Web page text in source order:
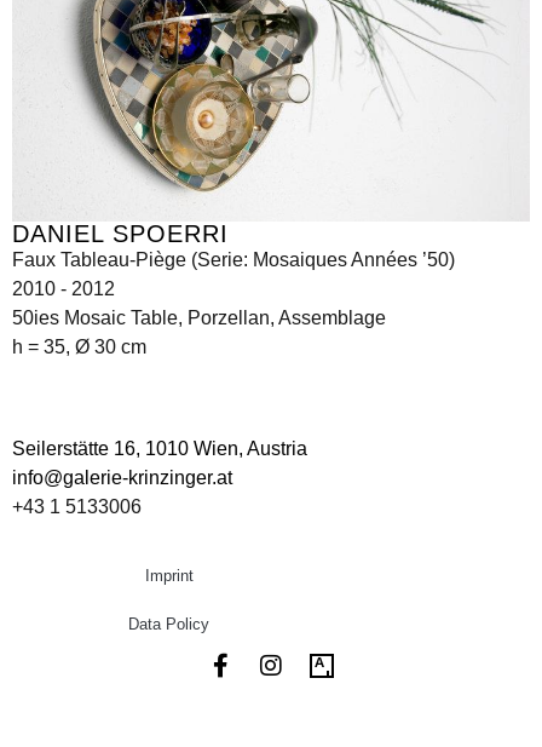
DANIEL SPOERRI
Faux Tableau-Piège (Serie: Mosaiques Années ’50)
2010 - 2012
50ies Mosaic Table, Porzellan, Assemblage
h = 35, Ø 30 cm
Seilerstätte 16, 1010 Wien, Austria
info@galerie-krinzinger.at
+43 1 5133006
Imprint
Data Policy